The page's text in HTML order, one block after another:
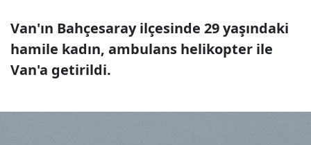
Van'ın Bahçesaray ilçesinde 29 yaşındaki
hamile kadın, ambulans helikopter ile
Van'a getirildi.